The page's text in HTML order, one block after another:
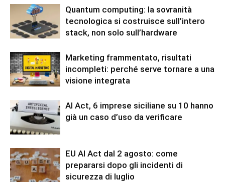
Quantum computing: la sovranità
tecnologica si costruisce sull’intero
stack, non solo sull’hardware
Marketing frammentato, risultati
incompleti: perché serve tornare a una
visione integrata
AI Act, 6 imprese siciliane su 10 hanno
già un caso d’uso da verificare
EU AI Act dal 2 agosto: come
prepararsi dopo gli incidenti di
sicurezza di luglio